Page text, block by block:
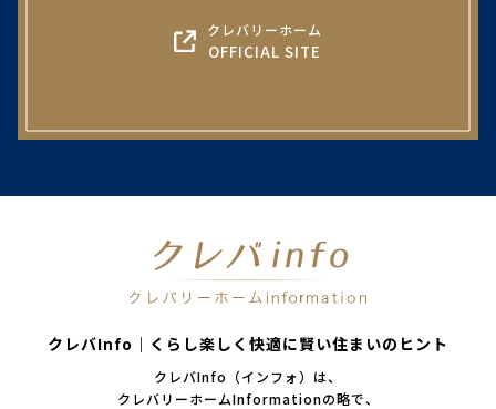
クレバリーホーム
OFFICIAL SITE
クレバInfo｜くらし楽しく快適に賢い住まいのヒント
クレバInfo（インフォ）は、
クレバリーホームInformationの略で、